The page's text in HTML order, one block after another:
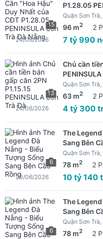
15
P1.28.05
Quận Sơn
96 m2 2
7 tỷ 990
24/06/2026
13
Chủ cần
Quận Sơn
63 m2 2
4 tỷ 300
24/06/2026
6
The
Sang Bên
Quận Sơn
78 m2 2
10 tỷ 140
20/06/2026
6
The
Sang Bên
Quận Sơn
78 m2 2